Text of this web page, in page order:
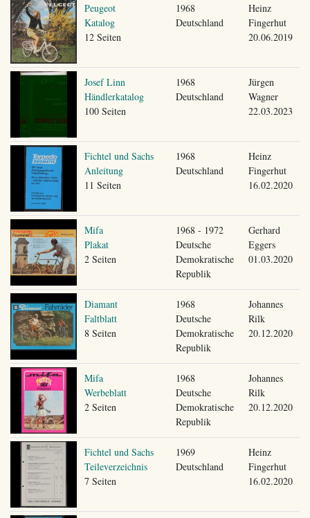
Peugeot
Katalog
12 Seiten
1968
Deutschland
Heinz
Fingerhut
20.06.2019
Josef Linn
Händlerkatalog
100 Seiten
1968
Deutschland
Jürgen
Wagner
22.03.2023
Fichtel und Sachs
Anleitung
11 Seiten
1968
Deutschland
Heinz
Fingerhut
16.02.2020
Mifa
Plakat
2 Seiten
1968 - 1972
Deutsche
Demokratische
Republik
Gerhard
Eggers
01.03.2020
Diamant
Faltblatt
8 Seiten
1968
Deutsche
Demokratische
Republik
Johannes
Rilk
20.12.2020
Mifa
Werbeblatt
2 Seiten
1968
Deutsche
Demokratische
Republik
Johannes
Rilk
20.12.2020
Fichtel und Sachs
Teileverzeichnis
7 Seiten
1969
Deutschland
Heinz
Fingerhut
16.02.2020